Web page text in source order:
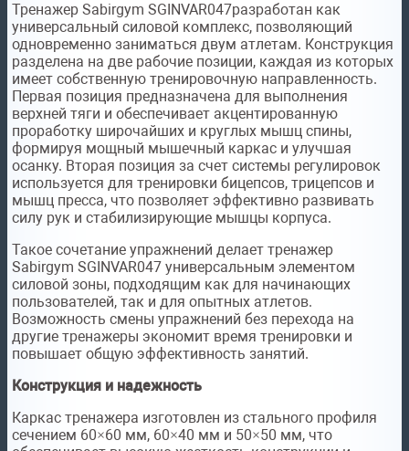
Тренажер Sabirgym SGINVAR047разработан как
универсальный силовой комплекс, позволяющий
одновременно заниматься двум атлетам. Конструкция
разделена на две рабочие позиции, каждая из которых
имеет собственную тренировочную направленность.
Первая позиция предназначена для выполнения
верхней тяги и обеспечивает акцентированную
проработку широчайших и круглых мышц спины,
формируя мощный мышечный каркас и улучшая
осанку. Вторая позиция за счет системы регулировок
используется для тренировки бицепсов, трицепсов и
мышц пресса, что позволяет эффективно развивать
силу рук и стабилизирующие мышцы корпуса.
Такое сочетание упражнений делает тренажер
Sabirgym SGINVAR047 универсальным элементом
силовой зоны, подходящим как для начинающих
пользователей, так и для опытных атлетов.
Возможность смены упражнений без перехода на
другие тренажеры экономит время тренировки и
повышает общую эффективность занятий.
Конструкция и надежность
Каркас тренажера изготовлен из стального профиля
сечением 60×60 мм, 60×40 мм и 50×50 мм, что